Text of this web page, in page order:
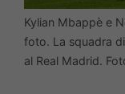
Kylian Mbappè e
foto. La squadra
al Real Madrid.